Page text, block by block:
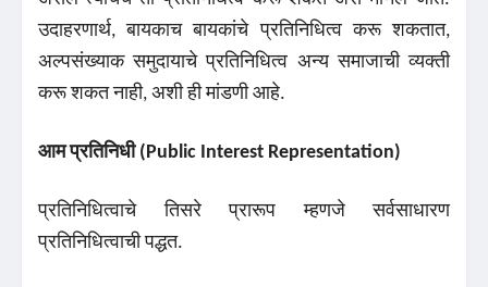
उदाहरणार्थ, बायकाच बायकांचे प्रतिनिधित्व करू शकतात,
अल्पसंख्याक समुदायाचे प्रतिनिधित्व अन्य समाजाची व्यक्ती
करू शकत नाही, अशी ही मांडणी आहे.
आमप्रतिनिधी (Public Interest Representation)
प्रतिनिधित्वाचे तिसरे प्रारूप म्हणजे सर्वसाधारण
प्रतिनिधित्वाची पद्धत.